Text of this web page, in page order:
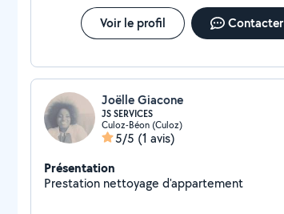
Voir le profil Contacter
Joëlle Giacone
JS SERVICES
Culoz-Béon (Culoz)
5/5 (1 avis)
Présentation
Prestation nettoyage d'appartement